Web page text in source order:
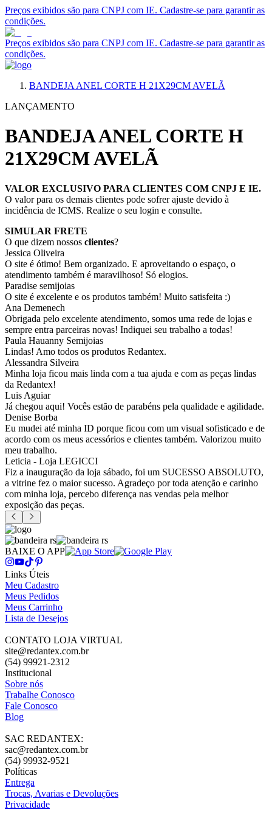
Preços exibidos são para CNPJ com IE. Cadastre-se para garantir as
condições.
Preços exibidos são para CNPJ com IE. Cadastre-se para garantir as
condições.
BANDEJA ANEL CORTE H 21X29CM AVELÃ
LANÇAMENTO
BANDEJA ANEL CORTE H
21X29CM AVELÃ
VALOR EXCLUSIVO PARA CLIENTES COM CNPJ E IE.
O valor para os demais clientes pode sofrer ajuste devido à
incidência de ICMS. Realize o seu login e consulte.
SIMULAR FRETE
O que dizem nossos clientes?
Jessica Oliveira
O site é ótimo! Bem organizado. E aproveitando o espaço, o
atendimento também é maravilhoso! Só elogios.
Paradise semijoias
O site é excelente e os produtos também! Muito satisfeita :)
Ana Demenech
Obrigada pelo excelente atendimento, somos uma rede de lojas e
sempre entra parceiras novas! Indiquei seu trabalho a todas!
Paula Hauanny Semijoias
Lindas! Amo todos os produtos Redantex.
Alessandra Silveira
Minha loja ficou mais linda com a tua ajuda e com as peças lindas
da Redantex!
Luis Aguiar
Já chegou aqui! Vocês estão de parabéns pela qualidade e agilidade.
Denise Borba
Eu mudei até minha ID porque ficou com um visual sofisticado e de
acordo com os meus acessórios e clientes também. Valorizou muito
meu trabalho.
Leticia - Loja LEGICCI
Fiz a inauguração da loja sábado, foi um SUCESSO ABSOLUTO,
a vitrine fez o maior sucesso. Agradeço por toda atenção e carinho
com minha loja, percebo diferença nas vendas pela melhor
exposição das peças.
BAIXE O APP
Links Úteis
Meu Cadastro
Meus Pedidos
Meus Carrinho
Lista de Desejos
CONTATO LOJA VIRTUAL
site@redantex.com.br
(54) 99921-2312
Institucional
Sobre nós
Trabalhe Conosco
Fale Conosco
Blog
SAC REDANTEX:
sac@redantex.com.br
(54) 99932-9521
Políticas
Entrega
Trocas, Avarias e Devoluções
Privacidade